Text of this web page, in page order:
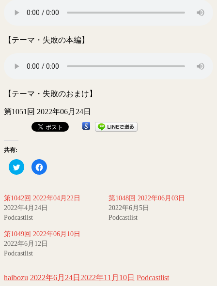
秀
組
【テーマ・失敗の本編】
【テーマ・失敗のおまけ】
第1051回 2022年06月24日
共有:
ク
リ
て
Twitter
で
共
有
し
い
ウ
ィ
ン
ド
開
き
Facebook
で
る
に
は
ク
ク
し
て
く
し
い
第1042回 2022年04月22日
2022年4月24日
Podcastlist
第1048回 2022年06月03日
2022年6月5日
Podcastlist
第1049回 2022年06月10日
2022年6月12日
Podcastlist
haibozu 2022年6月24日 2022年11月10日 Podcastlist